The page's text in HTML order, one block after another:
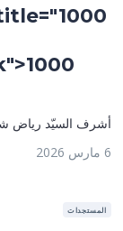
أشرف السيّد رياض شوّد وزير التّشغيل
6 مارس 2026
المستجدات